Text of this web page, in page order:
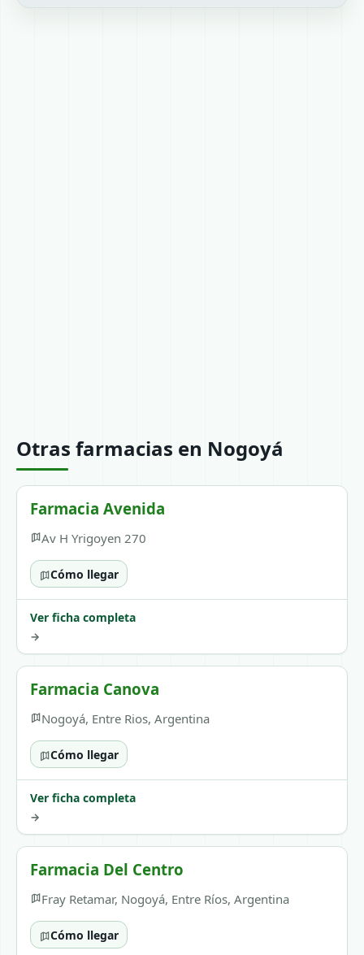
Otras farmacias en Nogoyá
Farmacia Avenida
Av H Yrigoyen 270
Cómo llegar
Ver ficha completa
→
Farmacia Canova
Nogoyá, Entre Rios, Argentina
Cómo llegar
Ver ficha completa
→
Farmacia Del Centro
Fray Retamar, Nogoyá, Entre Ríos, Argentina
Cómo llegar